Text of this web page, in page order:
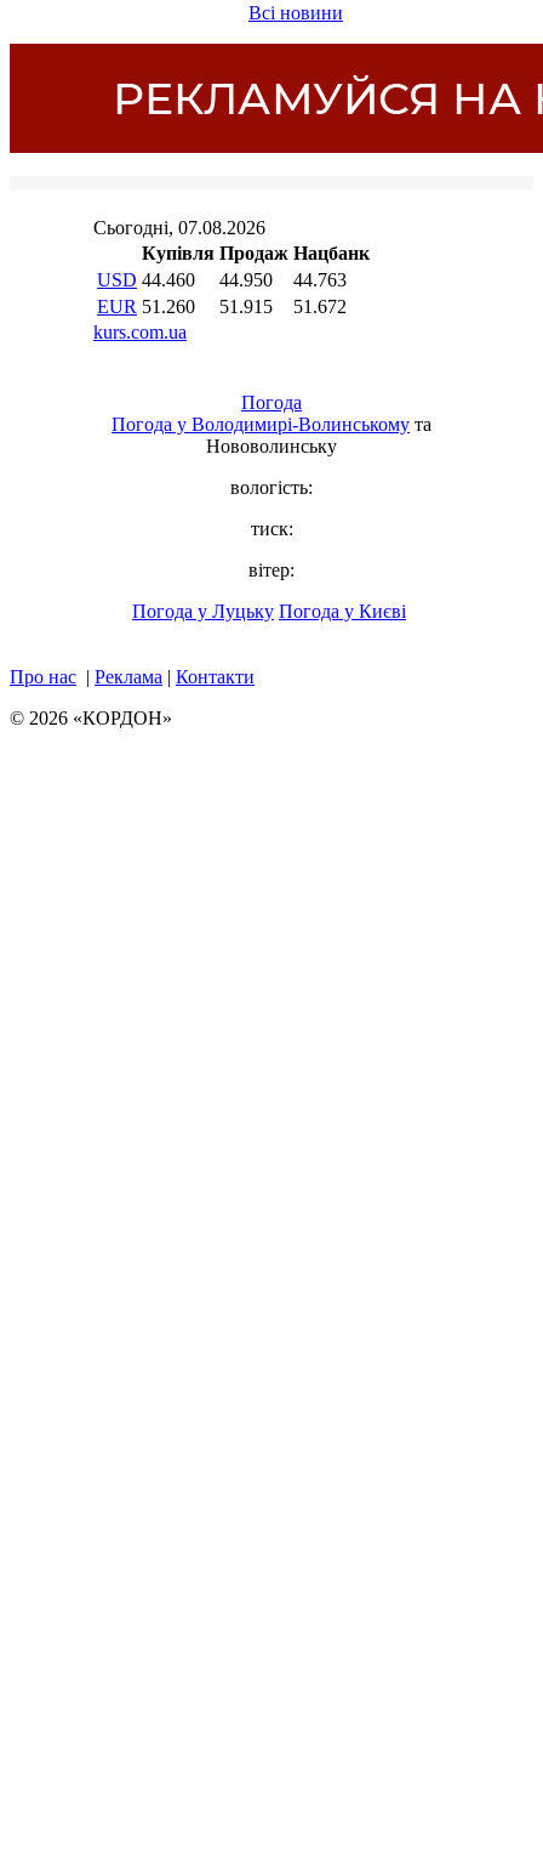
Всі новини
Погода
Погода у Володимирі-Волинському та
Нововолинську
вологість:
тиск:
вітер:
Погода у Луцьку Погода у Києві
Про нас | Реклама | Контакти
© 2026 «КОРДОН»